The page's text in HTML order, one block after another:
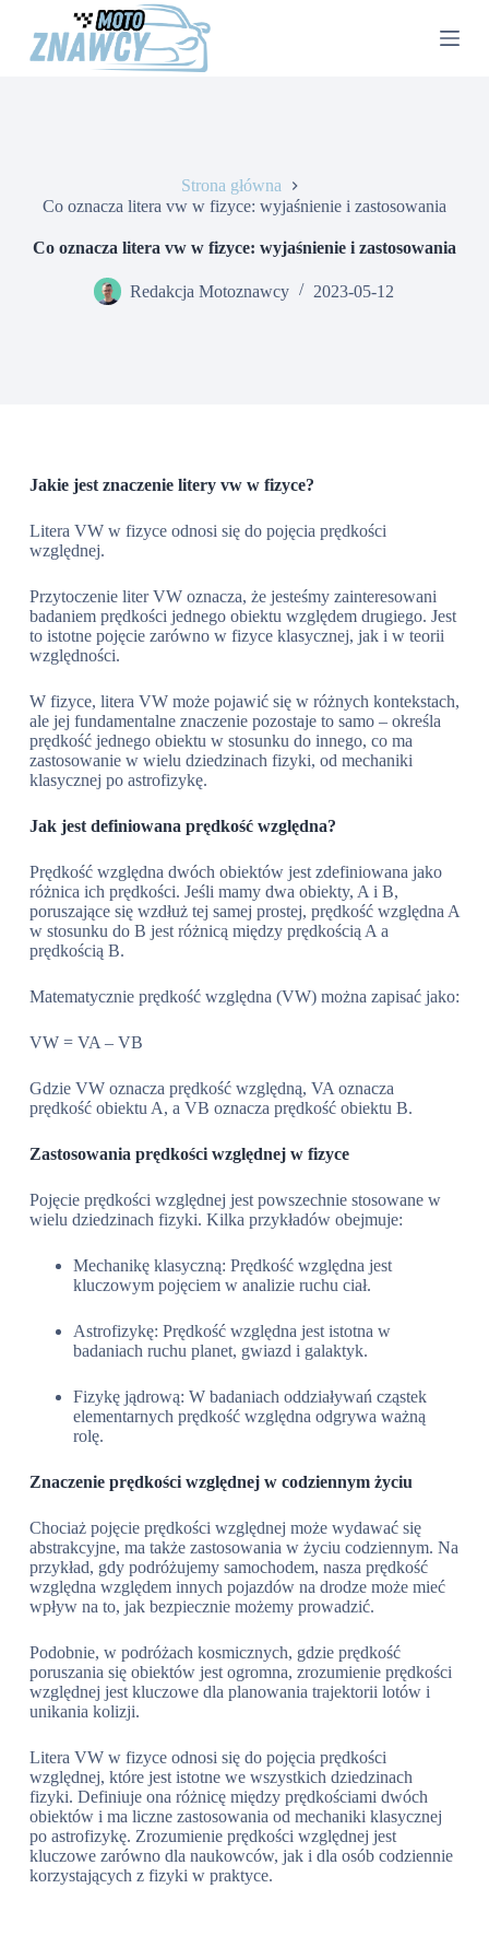
Strona główna
Co oznacza litera vw w fizyce: wyjaśnienie i zastosowania
Co oznacza litera vw w fizyce: wyjaśnienie i zastosowania
Redakcja Motoznawcy 2023-05-12
Jakie jest znaczenie litery vw w fizyce?
Litera VW w fizyce odnosi się do pojęcia prędkości
względnej.
Przytoczenie liter VW oznacza, że jesteśmy zainteresowani
badaniem prędkości jednego obiektu względem drugiego. Jest
to istotne pojęcie zarówno w fizyce klasycznej, jak i w teorii
względności.
W fizyce, litera VW może pojawić się w różnych kontekstach,
ale jej fundamentalne znaczenie pozostaje to samo – określa
prędkość jednego obiektu w stosunku do innego, co ma
zastosowanie w wielu dziedzinach fizyki, od mechaniki
klasycznej po astrofizykę.
Jak jest definiowana prędkość względna?
Prędkość względna dwóch obiektów jest zdefiniowana jako
różnica ich prędkości. Jeśli mamy dwa obiekty, A i B,
poruszające się wzdłuż tej samej prostej, prędkość względna A
w stosunku do B jest różnicą między prędkością A a
prędkością B.
Matematycznie prędkość względna (VW) można zapisać jako:
VW = VA – VB
Gdzie VW oznacza prędkość względną, VA oznacza
prędkość obiektu A, a VB oznacza prędkość obiektu B.
Zastosowania prędkości względnej w fizyce
Pojęcie prędkości względnej jest powszechnie stosowane w
wielu dziedzinach fizyki. Kilka przykładów obejmuje:
Mechanikę klasyczną: Prędkość względna jest
kluczowym pojęciem w analizie ruchu ciał.
Astrofizykę: Prędkość względna jest istotna w
badaniach ruchu planet, gwiazd i galaktyk.
Fizykę jądrową: W badaniach oddziaływań cząstek
elementarnych prędkość względna odgrywa ważną
rolę.
Znaczenie prędkości względnej w codziennym życiu
Chociaż pojęcie prędkości względnej może wydawać się
abstrakcyjne, ma także zastosowania w życiu codziennym. Na
przykład, gdy podróżujemy samochodem, nasza prędkość
względna względem innych pojazdów na drodze może mieć
wpływ na to, jak bezpiecznie możemy prowadzić.
Podobnie, w podróżach kosmicznych, gdzie prędkość
poruszania się obiektów jest ogromna, zrozumienie prędkości
względnej jest kluczowe dla planowania trajektorii lotów i
unikania kolizji.
Litera VW w fizyce odnosi się do pojęcia prędkości
względnej, które jest istotne we wszystkich dziedzinach
fizyki. Definiuje ona różnicę między prędkościami dwóch
obiektów i ma liczne zastosowania od mechaniki klasycznej
po astrofizykę. Zrozumienie prędkości względnej jest
kluczowe zarówno dla naukowców, jak i dla osób codziennie
korzystających z fizyki w praktyce.